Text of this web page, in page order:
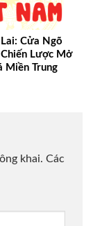
Cửa Ngõ
Lược Mở
Miền Trung
khai. Các